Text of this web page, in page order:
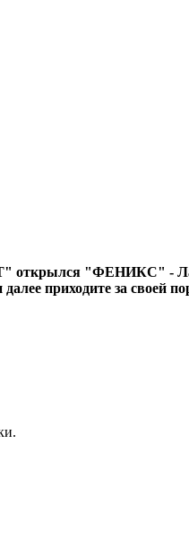
открылся "ФЕНИКС" -
приходите за своей